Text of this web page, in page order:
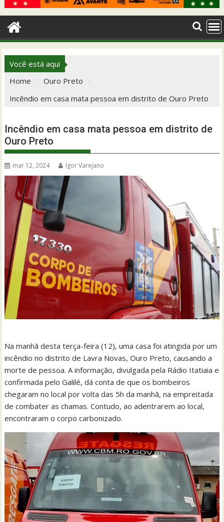
Você está aqui
Home
Ouro Preto
Incêndio em casa mata pessoa em distrito de Ouro Preto
Incêndio em casa mata pessoa em distrito de
Ouro Preto
mar 12, 2024 Igor Varejano
Na manhã desta terça-feira (12), uma casa foi atingida por um
incêndio no distrito de Lavra Novas, Ouro Preto, causando a
morte de pessoa. A informação, divulgada pela Rádio Itatiaia e
confirmada pelo Galilé, dá conta de que os bombeiros
chegaram no local por volta das 5h da manhã, na empreitada
de combater as chamas. Contudo, ao adentrarem ao local,
encontraram o corpo carbonizado.